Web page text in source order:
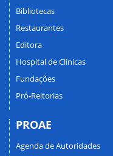
Bibliotecas
Restaurantes
Editora
Hospital de Clínicas
Fundações
Pró-Reitorias
PROAE
Agenda de Autoridades